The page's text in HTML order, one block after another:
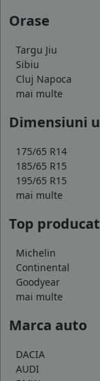
Orase
Targu Jiu
Sibiu
Cluj Napoca
mai multe
Dimensiuni
175/65 R14
185/65 R15
195/65 R15
mai multe
Top
Michelin
Continental
Goodyear
mai multe
Marca auto
DACIA
AUDI